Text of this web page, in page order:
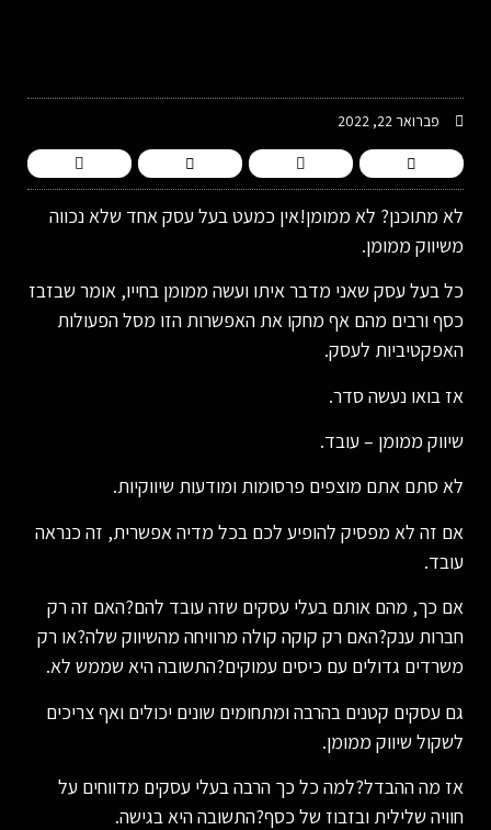
פברואר 22, 2022
לא מתוכנן? לא ממומן!אין כמעט בעל עסק אחד שלא נכווה
משיווק ממומן.
כל בעל עסק שאני מדבר איתו ועשה ממומן בחייו, אומר שבזבז
כסף ורבים מהם אף מחקו את האפשרות הזו מסל הפעולות
האפקטיביות לעסק.
אז בואו נעשה סדר.
שיווק ממומן – עובד.
לא סתם אתם מוצפים פרסומות ומודעות שיווקיות.
אם זה לא מפסיק להופיע לכם בכל מדיה אפשרית, זה כנראה
עובד.
אם כך, מהם אותם בעלי עסקים שזה עובד להם?האם זה רק
חברות ענק?האם רק קוקה קולה מרוויחה מהשיווק שלה?או רק
משרדים גדולים עם כיסים עמוקים?התשובה היא שממש לא.
גם עסקים קטנים בהרבה ומתחומים שונים יכולים ואף צריכים
לשקול שיווק ממומן.
אז מה ההבדל?למה כל כך הרבה בעלי עסקים מדווחים על
חוויה שלילית ובזבוז של כסף?התשובה היא בגישה.